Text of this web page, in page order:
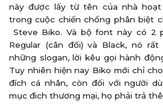
này được lấy từ tên của nhà
trong cuộc chiến chống phân biệt
Steve Biko. Và bộ font này có 2
Regular (cân đối) và Black, nó
những slogan, lời kêu gọi hành
Tuy nhiên hiện nay Biko mới chỉ
đích cá nhân, còn đối với người
mục đich thương mại, họ phải trả